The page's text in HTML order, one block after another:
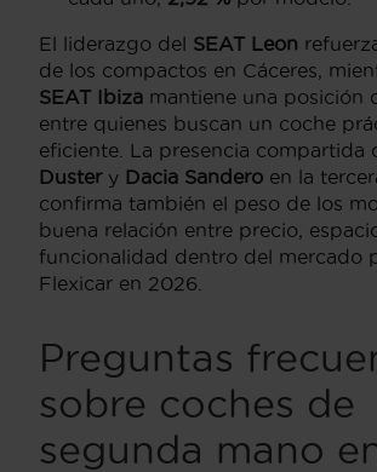
El liderazgo del SEAT Leon
de los compactos en Cáceres,
SEAT Ibiza mantiene una posición
entre quienes buscan un coche
eficiente. La presencia compartida
Dustery Dacia Sandero en la
confirma también el peso de los
buena relación entre precio,
funcionalidad dentro del mercado
Flexicar en 2026.
Preguntas
sobre coches de
segunda mano